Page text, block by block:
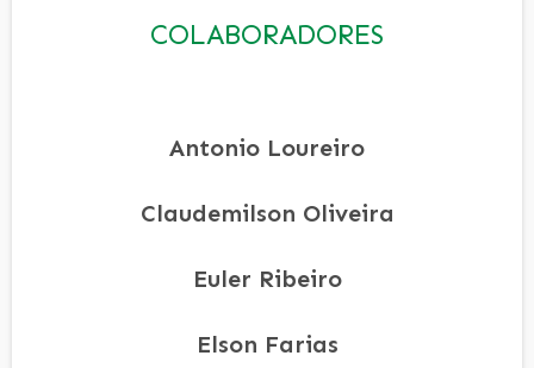
COLABORADORES
Antonio Loureiro
Claudemilson Oliveira
Euler Ribeiro
Elson Farias